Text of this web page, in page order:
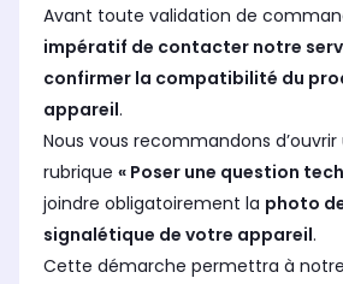
Avant toute validation de
impératif de contacter notre
confirmer la compatibilité du
appareil.
Nous vous recommandons
rubrique « Poser une question
joindre obligatoirement la photo
signalétique de votre appareil.
Cette démarche permettra à